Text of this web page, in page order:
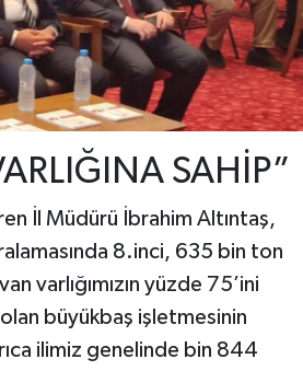
SAHİP”
İl Müdürü İbrahim Altıntaş,
8.inci, 635 bin ton
varlığımızın yüzde 75’ini
büyükbaş işletmesinin
ilimiz genelinde bin 844